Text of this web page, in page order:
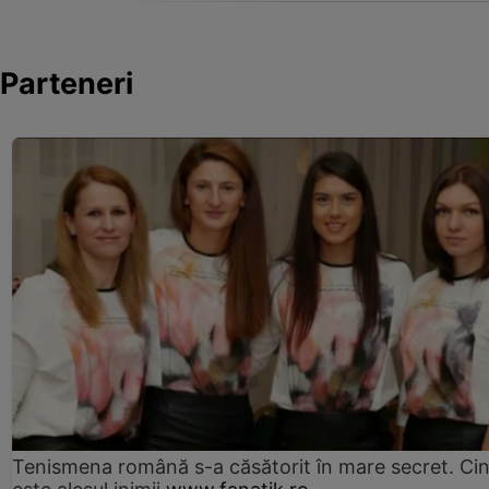
Parteneri
Tenismena română s-a căsătorit în mare secret.